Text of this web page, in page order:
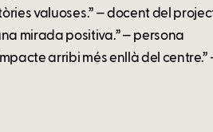
valuoses.” — docent del
mirada positiva.” — persona
arribi més enllà del centre.”